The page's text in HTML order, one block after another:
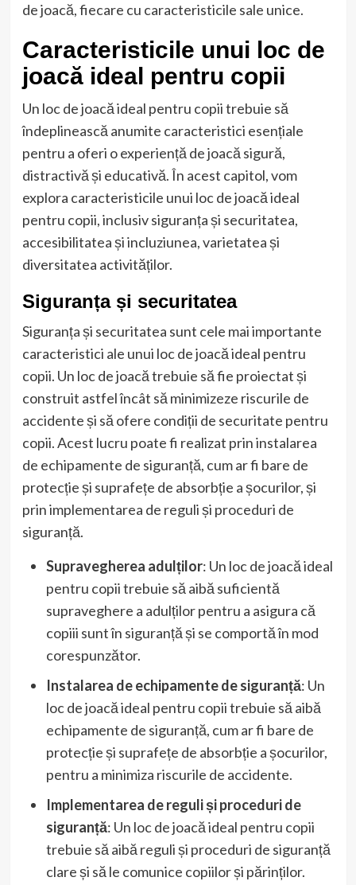
de joacă, fiecare cu caracteristicile sale unice.
Caracteristicile unui loc de
joacă ideal pentru copii
Un loc de joacă ideal pentru copii trebuie să
îndeplinească anumite caracteristici esențiale
pentru a oferi o experiență de joacă sigură,
distractivă și educativă. În acest capitol, vom
explora caracteristicile unui loc de joacă ideal
pentru copii, inclusiv siguranța și securitatea,
accesibilitatea și incluziunea, varietatea și
diversitatea activităților.
Siguranța și securitatea
Siguranța și securitatea sunt cele mai importante
caracteristici ale unui loc de joacă ideal pentru
copii. Un loc de joacă trebuie să fie proiectat și
construit astfel încât să minimizeze riscurile de
accidente și să ofere condiții de securitate pentru
copii. Acest lucru poate fi realizat prin instalarea
de echipamente de siguranță, cum ar fi bare de
protecție și suprafețe de absorbție a șocurilor, și
prin implementarea de reguli și proceduri de
siguranță.
Supravegherea adulților: Un loc de joacă ideal
pentru copii trebuie să aibă suficientă
supraveghere a adulților pentru a asigura că
copiii sunt în siguranță și se comportă în mod
corespunzător.
Instalarea de echipamente de siguranță: Un
loc de joacă ideal pentru copii trebuie să aibă
echipamente de siguranță, cum ar fi bare de
protecție și suprafețe de absorbție a șocurilor,
pentru a minimiza riscurile de accidente.
Implementarea de reguli și proceduri de
siguranță: Un loc de joacă ideal pentru copii
trebuie să aibă reguli și proceduri de siguranță
clare și să le comunice copiilor și părinților.